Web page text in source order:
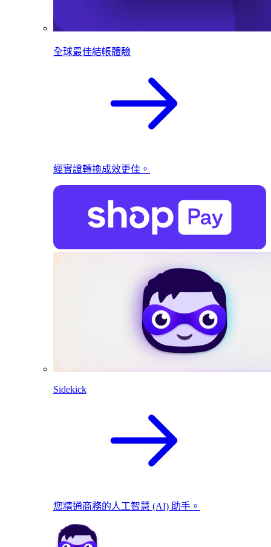
全球最佳結帳體驗
經實證轉換成效更佳。
Sidekick
您精通商務的人工智慧 (AI) 助手。